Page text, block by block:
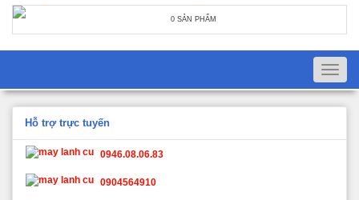
0 SẢN PHẨM
Hỗ trợ trực tuyến
0946.08.06.83
0904564910